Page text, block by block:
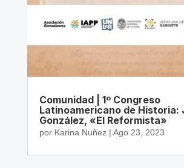
Comunidad | 1º Congreso
Latinoamericano de Historia:
González, «El Reformista»
por Karina Nuñez| Ago 23, 2023